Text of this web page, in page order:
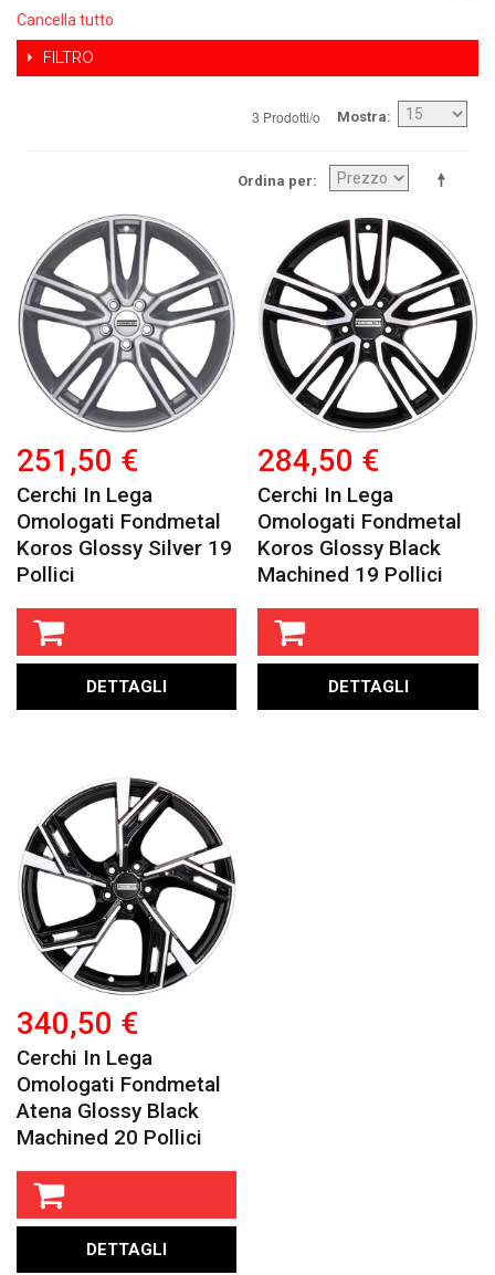
Cancella tutto
FILTRO
3 Prodotti/o Mostra
Ordina per
251,50 €
Cerchi In Lega
Omologati Fondmetal
Koros Glossy Silver 19
Pollici
DETTAGLI
284,50 €
Cerchi In Lega
Omologati Fondmetal
Koros Glossy Black
Machined 19 Pollici
DETTAGLI
340,50 €
Cerchi In Lega
Omologati Fondmetal
Atena Glossy Black
Machined 20 Pollici
DETTAGLI